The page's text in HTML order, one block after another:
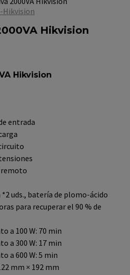
Hikvision
Hikvision
entrada
remoto
*2 uds., batería de plomo-ácido
para recuperar el 90 % de
a 100 W: 70 min
a 300 W: 17 min
a 600 W: 5 min
mm × 192 mm